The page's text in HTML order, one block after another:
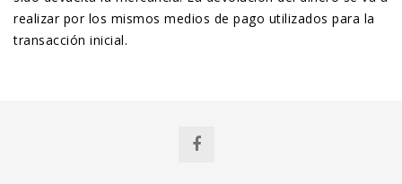
realizar por los mismos medios de pago utilizados para la
transacción inicial.